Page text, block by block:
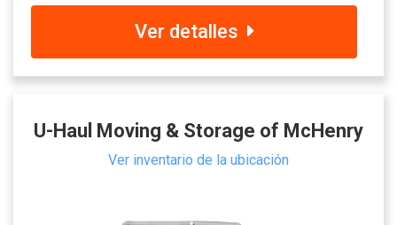
Ver detalles
U-Haul Moving & Storage of McHenry
Ver inventario de la ubicación